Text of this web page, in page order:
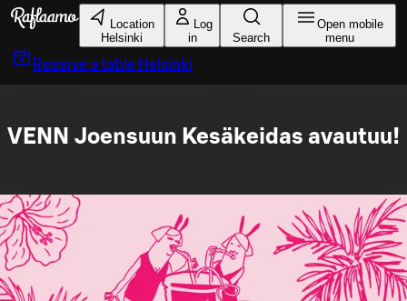
Skip to main content
Location
Helsinki
Log
in
Search
Open mobile
menu
Reserve a table Helsinki
VENN Joensuun Kesäkeidas avautuu!